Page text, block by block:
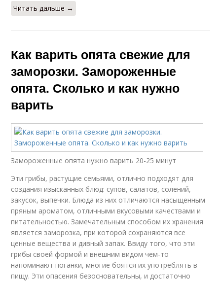
Читать дальше →
Как варить опята свежие для
заморозки. Замороженные
опята. Сколько и как нужно
варить
Замороженные опята нужно варить 20-25 минут
Эти грибы, растущие семьями, отлично подходят для
создания изысканных блюд: супов, салатов, солений,
закусок, выпечки. Блюда из них отличаются насыщенным
пряным ароматом, отличными вкусовыми качествами и
питательностью. Замечательным способом их хранения
является заморозка, при которой сохраняются все
ценные вещества и дивный запах. Ввиду того, что эти
грибы своей формой и внешним видом чем-то
напоминают поганки, многие боятся их употреблять в
пищу. Эти опасения безосновательны, и достаточно